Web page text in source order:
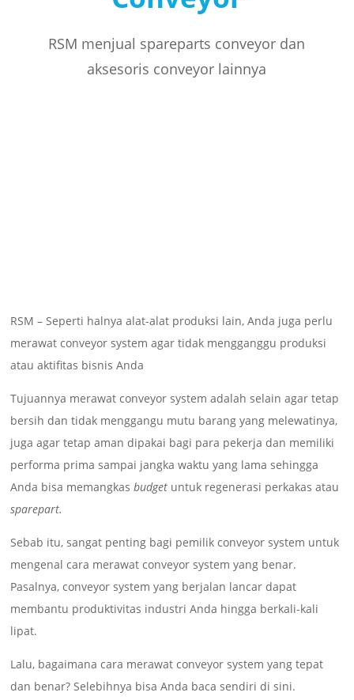
RSM menjual spareparts conveyor dan
aksesoris conveyor lainnya
RSM – Seperti halnya alat-alat produksi lain, Anda juga perlu
merawat conveyor system agar tidak mengganggu produksi
atau aktifitas bisnis Anda
Tujuannya merawat conveyor system adalah selain agar tetap
bersih dan tidak menggangu mutu barang yang melewatinya,
juga agar tetap aman dipakai bagi para pekerja dan memiliki
performa prima sampai jangka waktu yang lama sehingga
Anda bisa memangkasbudget untuk regenerasi perkakas atau
sparepart.
Sebab itu, sangat penting bagi pemilik conveyor system untuk
mengenal cara merawat conveyor system yang benar.
Pasalnya, conveyor system yang berjalan lancar dapat
membantu produktivitas industri Anda hingga berkali-kali
lipat.
Lalu, bagaimana cara merawat conveyor system yang tepat
dan benar? Selebihnya bisa Anda baca sendiri di sini.